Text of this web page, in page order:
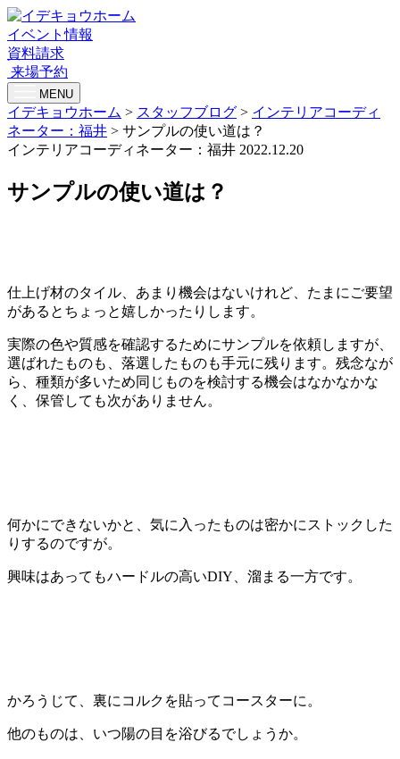
イベント情報
資料請求
来場予約
MENU
イデキョウホーム > スタッフブログ > インテリアコーディ
ネーター：福井 > サンプルの使い道は？
インテリアコーディネーター：福井 2022.12.20
サンプルの使い道は？
仕上げ材のタイル、あまり機会はないけれど、たまにご要望
があるとちょっと嬉しかったりします。
実際の色や質感を確認するためにサンプルを依頼しますが、
選ばれたものも、落選したものも手元に残ります。残念なが
ら、種類が多いため同じものを検討する機会はなかなかな
く、保管しても次がありません。
何かにできないかと、気に入ったものは密かにストックした
りするのですが。
興味はあってもハードルの高いDIY、溜まる一方です。
かろうじて、裏にコルクを貼ってコースターに。
他のものは、いつ陽の目を浴びるでしょうか。